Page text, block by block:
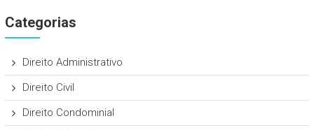
Categorias
Direito Administrativo
Direito Civil
Direito Condominial